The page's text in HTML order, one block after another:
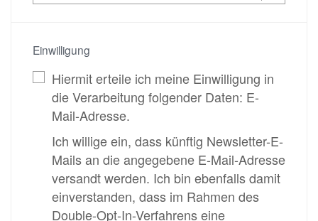
Einwilligung
Hiermit erteile ich meine Einwilligung in
die Verarbeitung folgender Daten: E-
Mail-Adresse.
Ich willige ein, dass künftig Newsletter-E-
Mails an die angegebene E-Mail-Adresse
versandt werden. Ich bin ebenfalls damit
einverstanden, dass im Rahmen des
Double-Opt-In-Verfahrens eine